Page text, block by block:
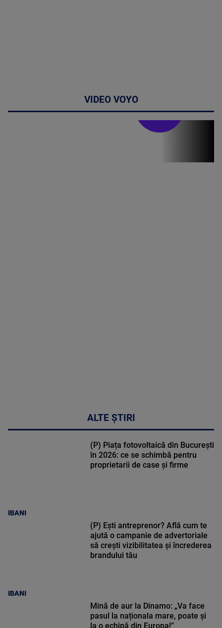
VIDEO VOYO
ALTE ȘTIRI
IBANI
(P) Piața fotovoltaică din București
în 2026: ce se schimbă pentru
proprietarii de case și firme
IBANI
(P) Ești antreprenor? Află cum te
ajută o campanie de advertoriale
să crești vizibilitatea și încrederea
brandului tău
Mină de aur la Dinamo: „Va face
pasul la naționala mare, poate și
la o echipă din Europa!”